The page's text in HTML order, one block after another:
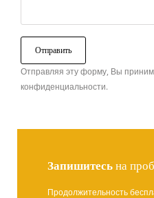
Отправляя эту форму, Вы
конфиденциальности.
Запишитесьна
Продолжительность